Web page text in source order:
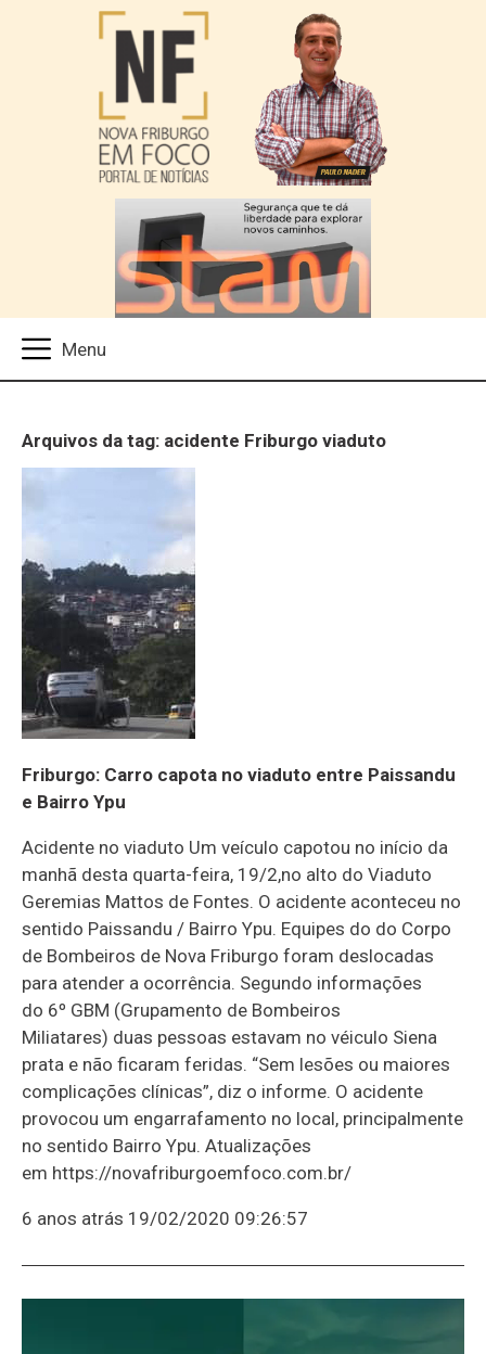
Arquivos da tag: acidente Friburgo viaduto
Friburgo: Carro capota no viaduto entre Paissandu
e Bairro Ypu
Acidente no viaduto Um veículo capotou no início da
manhã desta quarta-feira, 19/2,no alto do Viaduto
Geremias Mattos de Fontes. O acidente aconteceu no
sentido Paissandu / Bairro Ypu. Equipes do do Corpo
de Bombeiros de Nova Friburgo foram deslocadas
para atender a ocorrência. Segundo informações
do 6º GBM (Grupamento de Bombeiros
Miliatares) duas pessoas estavam no véiculo Siena
prata e não ficaram feridas. “Sem lesões ou maiores
complicações clínicas”, diz o informe. O acidente
provocou um engarrafamento no local, principalmente
no sentido Bairro Ypu. Atualizações
em https://novafriburgoemfoco.com.br/
6 anos atrás 19/02/2020 09:26:57